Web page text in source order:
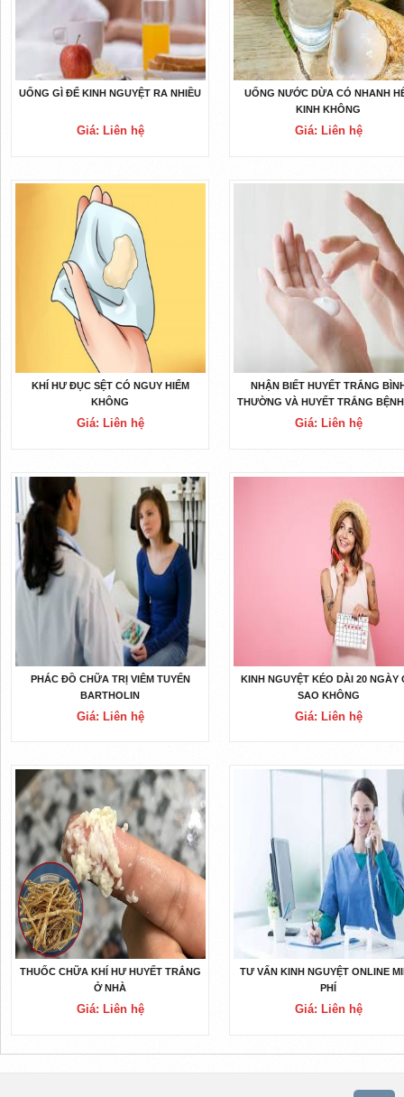
UỐNG GÌ ĐỂ KINH NGUYỆT RA NHIỀU
Giá: Liên hệ
UỐNG NƯỚC DỪA CÓ NHANH
KINH KHÔNG
Giá: Liên hệ
KHÍ HƯ ĐỤC SỆT CÓ NGUY HIỂM
KHÔNG
Giá: Liên hệ
NHẬN BIẾT HUYẾT TRẮNG
THƯỜNG VÀ HUYẾT TRẮNG
Giá: Liên hệ
PHÁC ĐỒ CHỮA TRỊ VIÊM TUYẾN
BARTHOLIN
Giá: Liên hệ
KINH NGUYỆT KÉO DÀI 20 NGÀY
SAO KHÔNG
Giá: Liên hệ
THUỐC CHỮA KHÍ HƯ HUYẾT TRẮNG
Ở NHÀ
Giá: Liên hệ
TƯ VẤN KINH NGUYỆT ONLINE
PHÍ
Giá: Liên hệ